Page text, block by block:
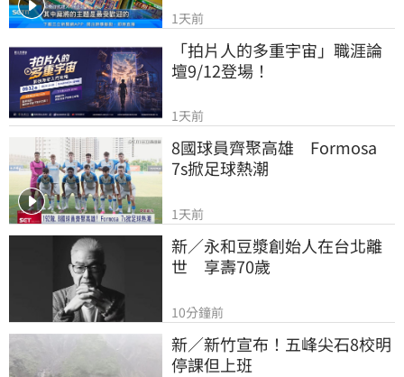
1天前
「拍片人的多重宇宙」職涯論
壇9/12登場！
1天前
8國球員齊聚高雄　Formosa
7s掀足球熱潮
1天前
新／永和豆漿創始人在台北離
世　享壽70歲
10分鐘前
新／新竹宣布！五峰尖石8校明
停課但上班